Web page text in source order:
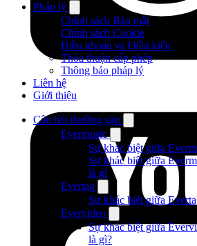
Pháp lý
Chính sách Bảo mật
Chính sách Cookie
Điều khoản và Điều kiện
Thỏa thuận cấp phép
Thông báo pháp lý
Liên hệ
Giới thiệu
Câu hỏi thường gặp
Evermusic
Sự khác biệt giữa
Sự khác biệt giữa
là gì
Evertag
Sự khác biệt giữa
Evervideo
Sự khác biệt giữa
là gì?